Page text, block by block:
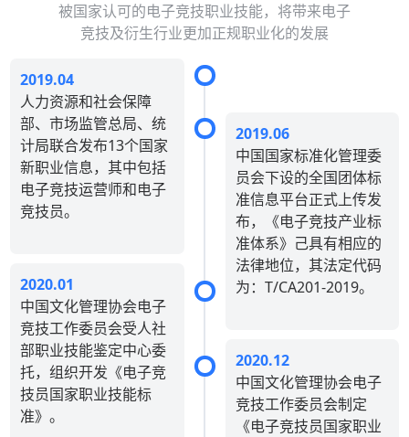
被国家认可的电子竞技职业技能，将带来电子
竞技及衍生行业更加正规职业化的发展
2019.04
人力资源和社会保障
部、市场监管总局、统
计局联合发布13个国家
新职业信息，其中包括
电子竞技运营师和电子
竞技员。
2020.01
中国文化管理协会电子
竞技工作委员会受人社
部职业技能鉴定中心委
托，组织开发《电子竞
技员国家职业技能标
准》。
2019.06
中国国家标准化管理委
员会下设的全国团体标
准信息平台正式上传发
布，《电子竞技产业标
准体系》己具有相应的
法律地位，其法定代码
为：T/CA201-2019。
2020.12
中国文化管理协会电子
竞技工作委员会制定
《电子竞技员国家职业